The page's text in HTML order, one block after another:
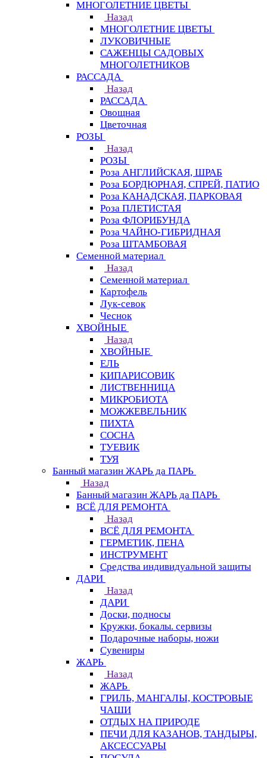
МНОГОЛЕТНИЕ ЦВЕТЫ
Назад
МНОГОЛЕТНИЕ ЦВЕТЫ
ЛУКОВИЧНЫЕ
САЖЕНЦЫ САДОВЫХ
МНОГОЛЕТНИКОВ
РАССАДА
Назад
РАССАДА
Овощная
Цветочная
РОЗЫ
Назад
РОЗЫ
Роза АНГЛИЙСКАЯ, ШРАБ
Роза БОРДЮРНАЯ, СПРЕЙ, ПАТИО
Роза КАНАДСКАЯ, ПАРКОВАЯ
Роза ПЛЕТИСТАЯ
Роза ФЛОРИБУНДА
Роза ЧАЙНО-ГИБРИДНАЯ
Роза ШТАМБОВАЯ
Семенной материал
Назад
Семенной материал
Картофель
Лук-севок
Чеснок
ХВОЙНЫЕ
Назад
ХВОЙНЫЕ
ЕЛЬ
КИПАРИСОВИК
ЛИСТВЕННИЦА
МИКРОБИОТА
МОЖЖЕВЕЛЬНИК
ПИХТА
СОСНА
ТУЕВИК
ТУЯ
Банный магазин ЖАРЬ да ПАРЬ
Назад
Банный магазин ЖАРЬ да ПАРЬ
ВСЁ ДЛЯ РЕМОНТА
Назад
ВСЁ ДЛЯ РЕМОНТА
ГЕРМЕТИК, ПЕНА
ИНСТРУМЕНТ
Средства индивидуальной защиты
ДАРИ
Назад
ДАРИ
Доски, подносы
Кружки, бокалы. сервизы
Подарочные наборы, ножи
Сувениры
ЖАРЬ
Назад
ЖАРЬ
ГРИЛЬ, МАНГАЛЫ, КОСТРОВЫЕ
ЧАШИ
ОТДЫХ НА ПРИРОДЕ
ПЕЧИ ДЛЯ КАЗАНОВ, ТАНДЫРЫ,
АКСЕССУАРЫ